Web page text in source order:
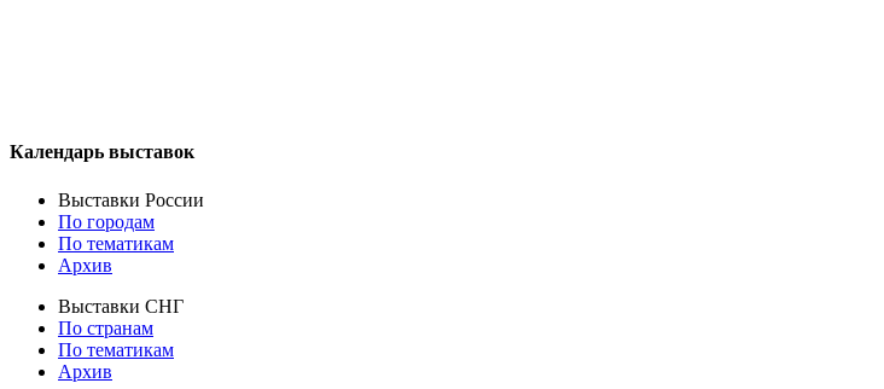
Календарь выставок
Выставки России
По городам
По тематикам
Архив
Выставки СНГ
По странам
По тематикам
Архив